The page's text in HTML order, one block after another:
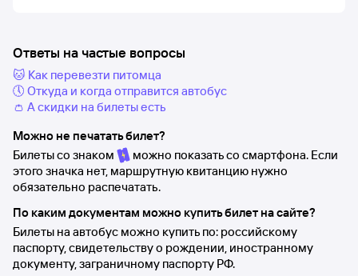
Ответы на частые вопросы
🐱 Как перевезти питомца
🕔 Откуда и когда отправится автобус
👛 А скидки на билеты есть
Можно не печатать билет?
Билеты со знаком
можно показать со смартфона. Если
этого значка нет, маршрутную квитанцию нужно
обязательно распечатать.
По каким документам можно купить билет на сайте?
Билеты на автобус можно купить по: российскому
паспорту, свидетельству о рождении, иностранному
документу, заграничному паспорту РФ.